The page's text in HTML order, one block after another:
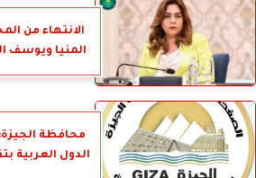
الانتهاء من
المنيا ويوسف
محافظة
الدول العربية